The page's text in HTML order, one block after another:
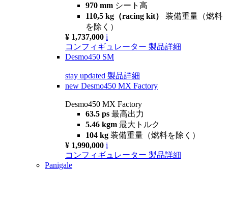
970 mm シート高
110,5 kg（racing kit） 装備重量（燃料
を除く）
¥ 1,737,000 i
コンフィギュレーター 製品詳細
Desmo450 SM
stay updated 製品詳細
new Desmo450 MX Factory
Desmo450 MX Factory
63.5 ps 最高出力
5.46 kgm 最大トルク
104 kg 装備重量（燃料を除く）
¥ 1,990,000 i
コンフィギュレーター 製品詳細
Panigale